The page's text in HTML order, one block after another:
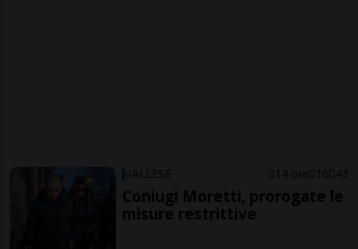
VALLESE 14 ore 16 43
Coniugi Moretti, prorogate le
misure restrittive